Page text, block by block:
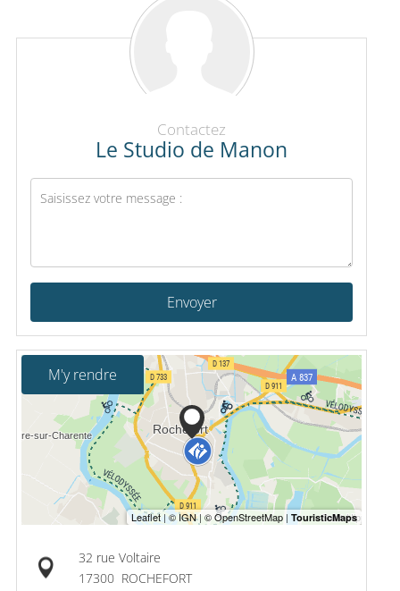
Contactez
Le Studio de Manon
Envoyer
M'y rendre
32 rue Voltaire
17300 ROCHEFORT